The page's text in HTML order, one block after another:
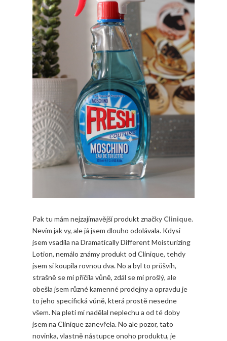
Pak tu mám nejzajímavější produkt značky Clinique.
Nevím jak vy, ale já jsem dlouho odolávala. Kdysi
jsem vsadila na Dramatically Different Moisturizing
Lotion, nemálo známy produkt od Clinique, tehdy
jsem si koupila rovnou dva. No a byl to průšvih,
strašně se mi příčila vůně, zdál se mi prošlý, ale
obešla jsem různé kamenné prodejny a opravdu je
to jeho specifická vůně, která prostě nesedne
všem. Na pleti mi nadělal neplechu a od té doby
jsem na Clinique zanevřela. No ale pozor, tato
novinka, vlastně nástupce onoho produktu, je